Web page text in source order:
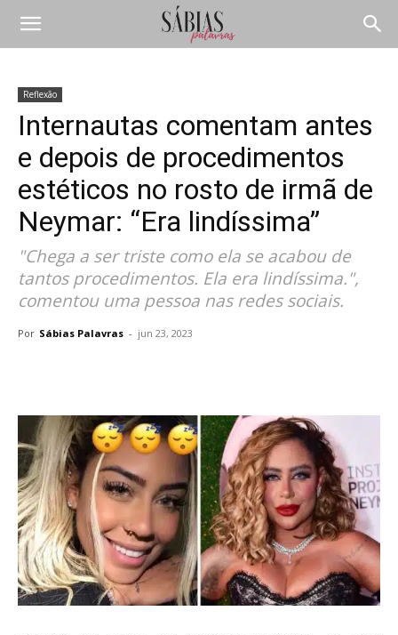
Reflexão
Internautas comentam antes
e depois de procedimentos
estéticos no rosto de irmã de
Neymar: “Era lindíssima”
"Chega a ser triste como ela se acabou de
tantos procedimentos. Ela era lindíssima.",
comentou uma pessoa nas redes sociais.
Por Sábias Palavras - jun 23, 2023